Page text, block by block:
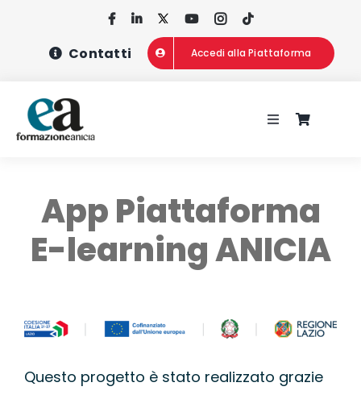
Contatti Accedi alla Piattaforma
Toggle
CHI SIAMO
CONCORSI
CORSI DI
WEBINAR
App Piattaforma
E-learning ANICIA
Questo progetto è stato realizzato grazie